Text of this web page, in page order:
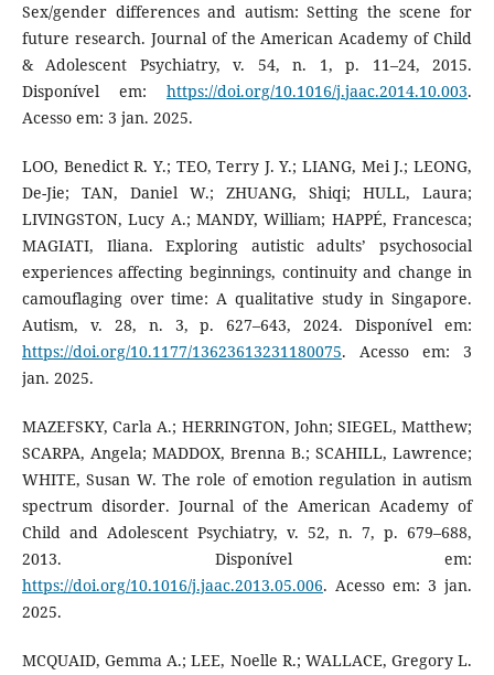
Sex/gender differences and autism: Setting the scene for
future research. Journal of the American Academy of Child
& Adolescent Psychiatry, v. 54, n. 1, p. 11–24, 2015.
Disponível em:https://doi.org/10.1016/j.jaac.2014.10.003.
Acesso em: 3 jan. 2025.
LOO, Benedict R. Y.; TEO, Terry J. Y.; LIANG, Mei J.; LEONG,
De-Jie; TAN, Daniel W.; ZHUANG, Shiqi; HULL, Laura;
LIVINGSTON, Lucy A.; MANDY, William; HAPPÉ, Francesca;
MAGIATI, Iliana. Exploring autistic adults’ psychosocial
experiences affecting beginnings, continuity and change in
camouflaging over time: A qualitative study in Singapore.
Autism, v. 28, n. 3, p. 627–643, 2024. Disponível em:
https://doi.org/10.1177/13623613231180075. Acesso em: 3
jan. 2025.
MAZEFSKY, Carla A.; HERRINGTON, John; SIEGEL, Matthew;
SCARPA, Angela; MADDOX, Brenna B.; SCAHILL, Lawrence;
WHITE, Susan W. The role of emotion regulation in autism
spectrum disorder. Journal of the American Academy of
Child and Adolescent Psychiatry, v. 52, n. 7, p. 679–688,
2013. Disponível em:
https://doi.org/10.1016/j.jaac.2013.05.006. Acesso em: 3 jan.
2025.
MCQUAID, Gemma A.; LEE, Noelle R.; WALLACE, Gregory L.